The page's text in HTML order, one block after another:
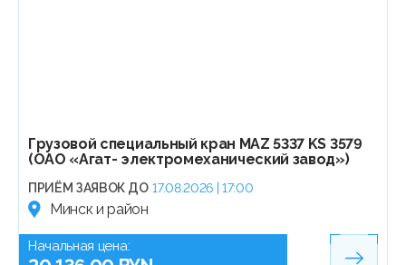
Грузовой специальный кран MAZ 5337 KS 3579
(ОАО «Агат- электромеханический завод»)
ПРИЁМ ЗАЯВОК ДО 17.08.2026 | 17:00
Минск и район
Начальная цена: